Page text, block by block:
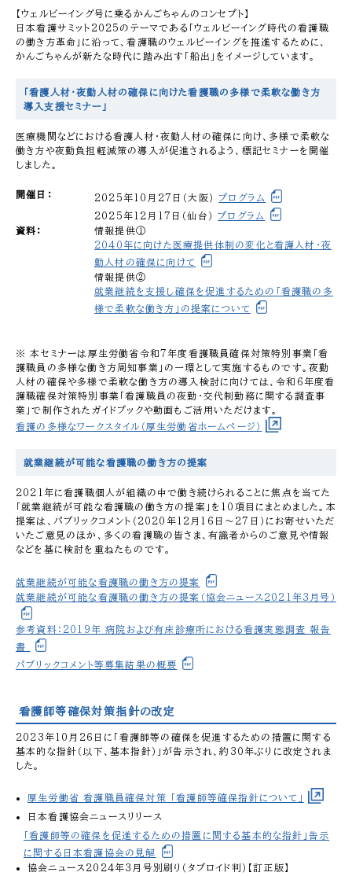
【ウェルビーイング号に乗るかんごちゃんのコンセプト】
日本看護サミット2025のテーマである「ウェルビーイング時代の看護職
の働き方革命」に沿って、看護職のウェルビーイングを推進するために、
かんごちゃんが新たな時代に踏み出す「船出」をイメージしています。
「看護人材・夜勤人材の確保に向けた看護職の多様で柔軟な働き方
導入支援セミナー」
医療機関などにおける看護人材・夜勤人材の確保に向け、多様で柔軟な
働き方や夜勤負担軽減策の導入が促進されるよう、標記セミナーを開催
しました。
開催日 ： 2025年10月27日（大阪） プログラム
2025年12月17日（仙台） プログラム
資料 ：
情報提供①
2040年に向けた医療提供体制の変化と看護人材・夜
勤人材の確保に向けて
情報提供②
就業継続を支援し確保を促進するための「看護職の多
様で柔軟な働き方」の提案について
※ 本セミナーは厚生労働省令和7年度看護職員確保対策特別事業「看
護職員の多様な働き方周知事業」の一環として実施するものです。夜勤
人材の確保や多様で柔軟な働き方の導入検討に向けては、令和6年度看
護職確保対策特別事業「看護職員の夜勤・交代制勤務に関する調査事
業」で制作されたガイドブックや動画もご活用いただけます。
看護の多様なワークスタイル（厚生労働省ホームページ）
就業継続が可能な看護職の働き方の提案
2021年に看護職個人が組織の中で働き続けられることに焦点を当てた
「就業継続が可能な看護職の働き方の提案」を10項目にまとめました。本
提案は、パブリックコメント（2020年12月16日〜27日）にお寄せいただ
いたご意見のほか、多くの看護職の皆さま、有識者からのご意見や情報
などを基に検討を重ねたものです。
就業継続が可能な看護職の働き方の提案
就業継続が可能な看護職の働き方の提案（協会ニュース2021年3月号）
参考資料：2019年 病院および有床診療所における看護実態調査 報告
書
パブリックコメント等募集結果の概要
看護師等確保対策指針の改定
2023年10月26日に「看護師等の確保を促進するための措置に関する
基本的な指針（以下、基本指針）」が告示され、約30年ぶりに改定されま
した。
厚生労働省 看護職員確保対策 「看護師等確保指針について」
日本看護協会ニュースリリース
「看護師等の確保を促進するための措置に関する基本的な指針」告示
に関する日本看護協会の見解
協会ニュース2024年3月号別刷り（タブロイド判）【訂正版】